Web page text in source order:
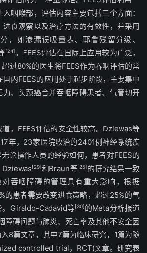
咽喉部，评估内容主要包括三个方面：
食观察以及治疗方法的有效性，并采用
，如渗漏误吸量表、耶鲁残留分级、
[24]。FEES评估在国际上应用较为广泛，
过80%的医生将FEES作为吞咽评估的常
国内FEES的应用处于起步阶段，主要集中
力、头颈癌合并吞咽障碍患者、气管切开
，FEES评估的安全性较高。Dziewas等
年，23家医院收治的2401例神经系统疾
论操作人员的经验如何，患者对FEES的
Dziewas[29]和Braun等[25]的研究结果一致
对吞咽障碍的管理具有重大影响，根据
的患者需要改变进食策略，超过25%的气
。Giraldo-Cadavid等[30]的Meta分析报道
障碍问题与肺炎、死亡率及其他不安全因
8篇文章，其中7篇为临床研究，1篇为随
controlled trial，RCT)文章。研究表